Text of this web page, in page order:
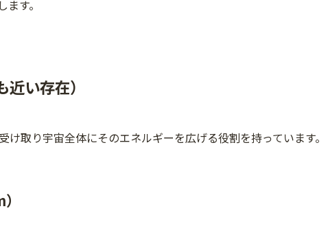
す。
い存在）
取り宇宙全体にそのエネルギーを広げる役割を持っています。